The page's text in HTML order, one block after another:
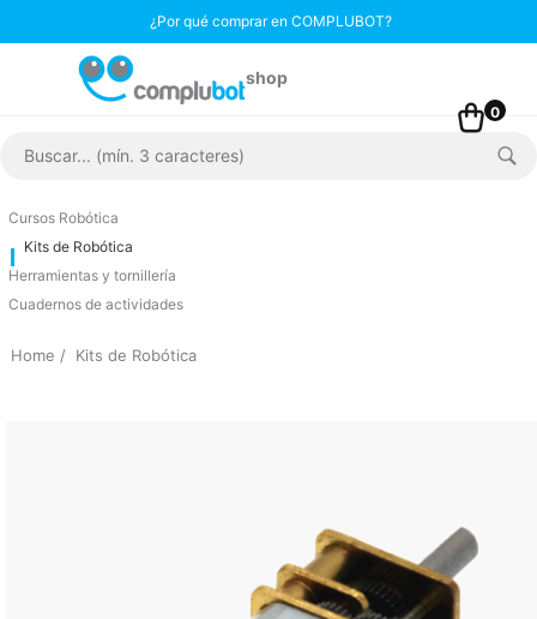
¿Por qué comprar en COMPLUBOT?
0
Cursos Robótica
Kits de Robótica
Herramientas y tornillería
Cuadernos de actividades
Home Kits de Robótica